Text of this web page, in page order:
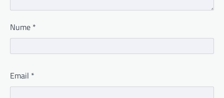
Nume *
Email *